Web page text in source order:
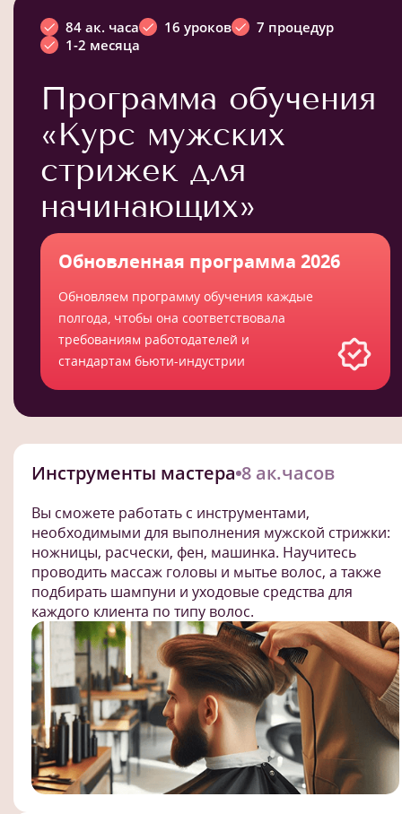
84 ак. часа 16 уроков
7 процедур
1-2 месяца
Программа обучения
«Курс мужских
стрижек для
начинающих»
Обновленная программа 2026
Обновляем программу обучения каждые
полгода, чтобы она соответствовала
требованиям работодателей и
стандартам бьюти-индустрии
Инструменты мастера 8 ак.часов
Вы сможете работать с инструментами,
необходимыми для выполнения мужской стрижки:
ножницы, расчески, фен, машинка. Научитесь
проводить массаж головы и мытье волос, а также
подбирать шампуни и уходовые средства для
каждого клиента по типу волос.